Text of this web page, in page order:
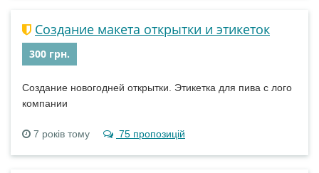
Создание макета открытки и этикеток
300 грн.
Создание новогодней открытки. Этикетка для пива с лого
компании
7 років тому 75 пропозицій